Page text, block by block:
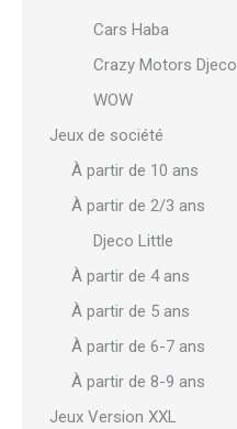
Cars Haba
Crazy Motors Djeco
WOW
Jeux de société
À partir de 10 ans
À partir de 2/3 ans
Djeco Little
À partir de 4 ans
À partir de 5 ans
À partir de 6-7 ans
À partir de 8-9 ans
Jeux Version XXL